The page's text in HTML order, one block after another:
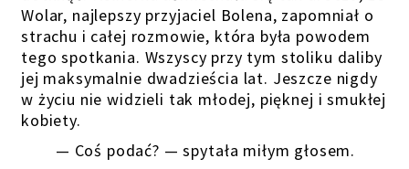
Wolar, najlepszy przyjaciel Bolena, zapomniał o
strachu i całej rozmowie, która była powodem
tego spotkania. Wszyscy przy tym stoliku daliby
jej maksymalnie dwadzieścia lat. Jeszcze nigdy
w życiu nie widzieli tak młodej, pięknej i smukłej
kobiety.
— Coś podać? — spytała miłym głosem.